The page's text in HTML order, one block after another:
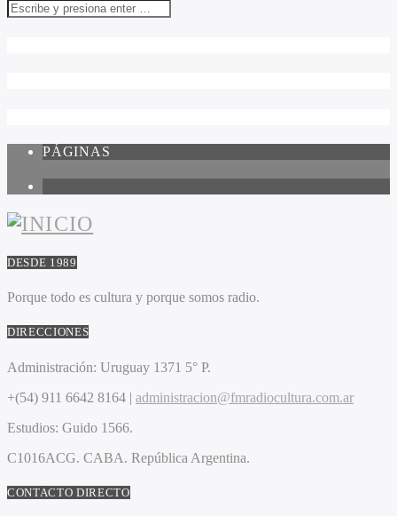
PÁGINAS
DESDE 1989
Porque todo es cultura y porque somos radio.
DIRECCIONES
Administración: Uruguay 1371 5° P.
+(54) 911 6642 8164 | administracion@fmradiocultura.com.ar
Estudios: Guido 1566.
C1016ACG. CABA. República Argentina.
CONTACTO DIRECTO